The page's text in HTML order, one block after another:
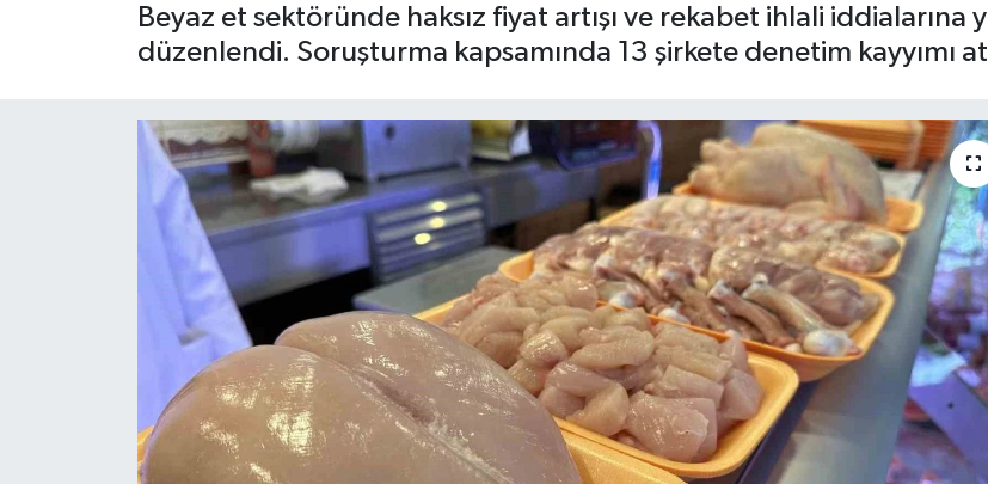
Beyaz et sektöründe haksız fiyat artışı ve rekabet ihlali iddialarına
düzenlendi. Soruşturma kapsamında 13 şirkete denetim kayyımı
Ekonomi
Burç Yorumları